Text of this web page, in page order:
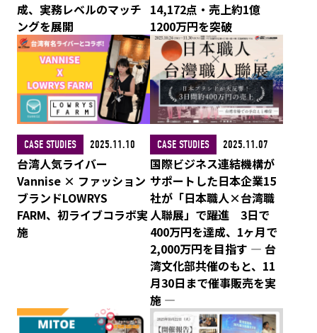
成、実務レベルのマッチ
ングを展開
14,172点・売上約1億
1200万円を突破
CASE STUDIES 2025.11.10
台湾人気ライバー
Vannise × ファッション
ブランドLOWRYS
FARM、初ライブコラボ実
施
CASE STUDIES 2025.11.07
国際ビジネス連結機構が
サポートした日本企業15
社が「日本職人×台湾職
人聯展」で躍進 3日で
400万円を達成、1ヶ月で
2,000万円を目指す ― 台
湾文化部共催のもと、11
月30日まで催事販売を実
施 ―